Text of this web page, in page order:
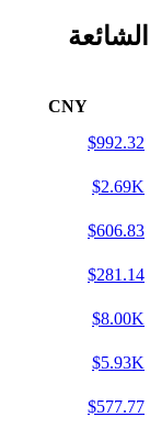
CNY
$992.32
$2.69K
$606.83
$281.14
$8.00K
$5.93K
$577.77